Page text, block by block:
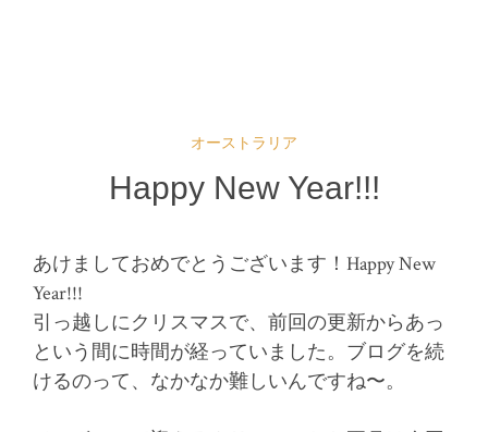
オーストラリア
Happy New Year!!!
あけましておめでとうございます！Happy New
Year!!!
引っ越しにクリスマスで、前回の更新からあっ
という間に時間が経っていました。ブログを続
けるのって、なかなか難しいんですね〜。